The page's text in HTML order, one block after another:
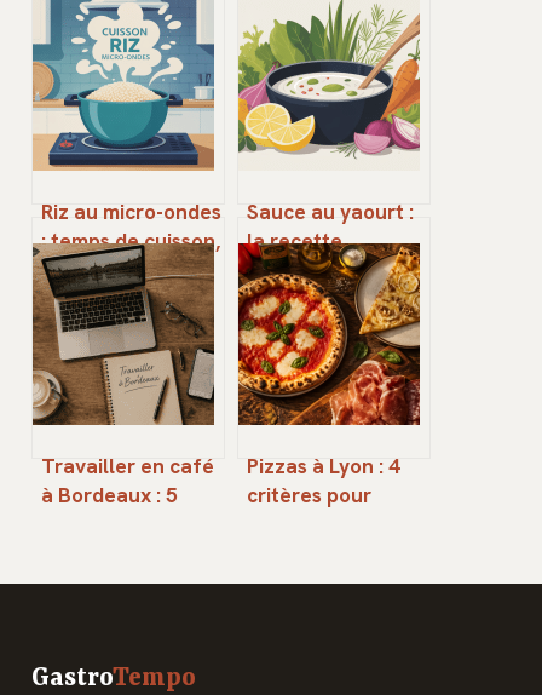
Riz au micro-ondes
: temps de cuisson,
eau et astuces
inratables
Sauce au yaourt :
la recette
inratable et toutes
ses variantes
Travailler en café
à Bordeaux : 5
fibre, confort et
Pizzas à Lyon : 4
critères pour
napolitaine
GastroTempo